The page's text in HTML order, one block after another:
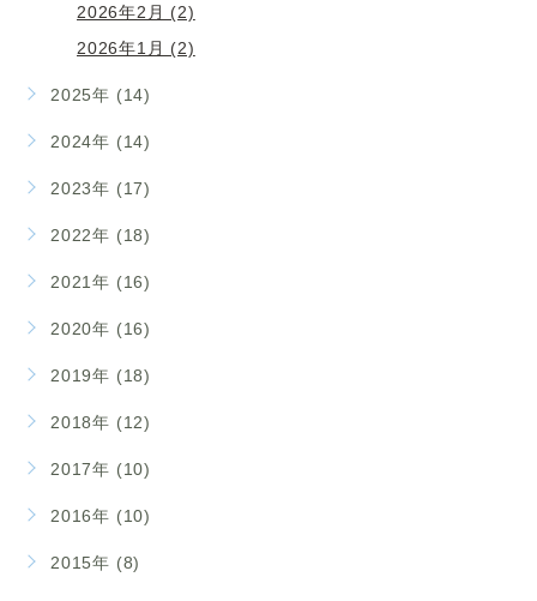
2026年2月 (2)
2026年1月 (2)
2025年 (14)
2024年 (14)
2023年 (17)
2022年 (18)
2021年 (16)
2020年 (16)
2019年 (18)
2018年 (12)
2017年 (10)
2016年 (10)
2015年 (8)